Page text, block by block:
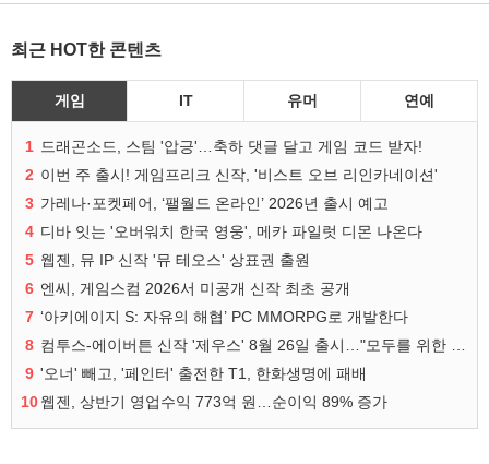
최근 HOT한 콘텐츠
게임 IT 유머 연예
1 드래곤소드, 스팀 '압긍'…축하 댓글 달고 게임 코드 받자!
2 이번 주 출시! 게임프리크 신작, '비스트 오브 리인카네이션'
3 가레나·포켓페어, ‘팰월드 온라인’ 2026년 출시 예고
4 디바 잇는 '오버워치 한국 영웅', 메카 파일럿 디몬 나온다
5 웹젠, 뮤 IP 신작 '뮤 테오스' 상표권 출원
6 엔씨, 게임스컴 2026서 미공개 신작 최초 공개
7 ‘아키에이지 S: 자유의 해협’ PC MMORPG로 개발한다
8
9 '오너' 빼고, '페인터' 출전한 T1, 한화생명에 패배
10웹젠, 상반기 영업수익 773억 원…순이익 89% 증가